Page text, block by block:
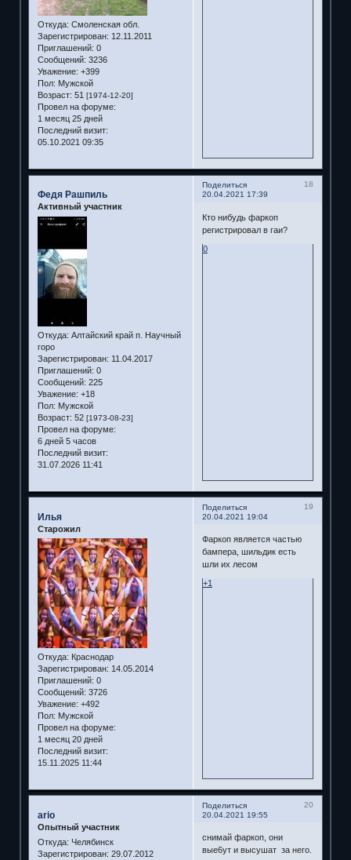
Откуда: Смоленская обл.
Зарегистрирован: 12.11.2011
Приглашений: 0
Сообщений: 3236
Уважение: +399
Пол: Мужской
Возраст: 51 [1974-12-20]
Провел на форуме:
1 месяц 25 дней
Последний визит:
05.10.2021 09:35
Поделиться
18
20.04.2021 17:39
Федя Рашпиль
Активный участник
Откуда: Алтайский край п. Научный
горо
Зарегистрирован: 11.04.2017
Приглашений: 0
Сообщений: 225
Уважение: +18
Пол: Мужской
Возраст: 52 [1973-08-23]
Провел на форуме:
6 дней 5 часов
Последний визит:
31.07.2026 11:41
Кто нибудь фаркоп
регистрировал в гаи?
0
Поделиться
19
20.04.2021 19:04
Илья
Старожил
Откуда: Краснодар
Зарегистрирован: 14.05.2014
Приглашений: 0
Сообщений: 3726
Уважение: +492
Пол: Мужской
Провел на форуме:
1 месяц 20 дней
Последний визит:
15.11.2025 11:44
Фаркоп является частью
бампера, шильдик есть
шли их лесом
+1
Поделиться
20
20.04.2021 19:55
ario
Опытный участник
Откуда: Челябинск
Зарегистрирован: 29.07.2012
снимай фаркоп, они
вые6ут и высушат за него.